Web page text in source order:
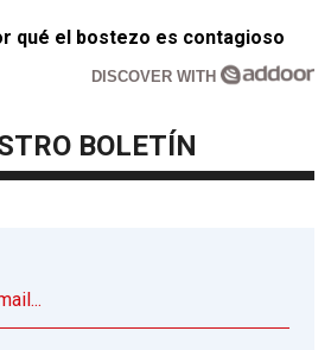
qué el bostezo es contagioso
DISCOVER WITH
BOLETÍN